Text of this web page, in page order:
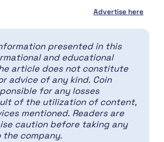
Advertise here
presented in this
and educational
article does not constitute
advice of any kind. Coin
for any losses
of the utilization of content,
mentioned. Readers are
caution before taking any
company.